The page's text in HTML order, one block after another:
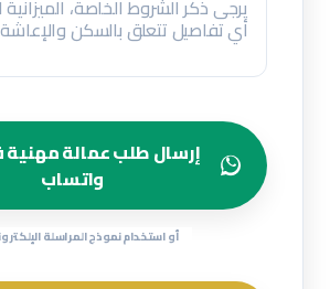
إرسال طلب عمالة مهنية
واتساب
أو استخدام نموذج المراسلة